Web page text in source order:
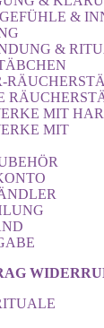
&
&
MIT
MIT